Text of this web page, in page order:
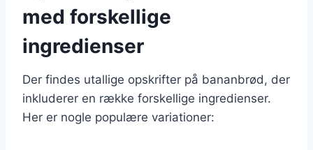
med forskellige
ingredienser
Der findes utallige opskrifter på bananbrød, der
inkluderer en række forskellige ingredienser.
Her er nogle populære variationer: